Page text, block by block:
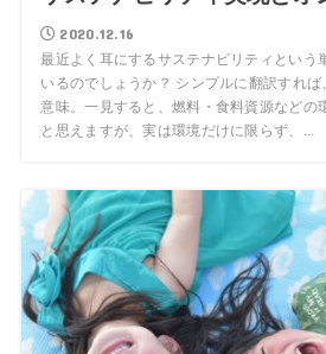
2020.12.16
最近よく耳にするサステナビリティという
いるのでしょうか？ シンプルに翻訳すれば
意味。一見すると、燃料・食料資源などの
と思えますが、実は環境だけに限らず、...